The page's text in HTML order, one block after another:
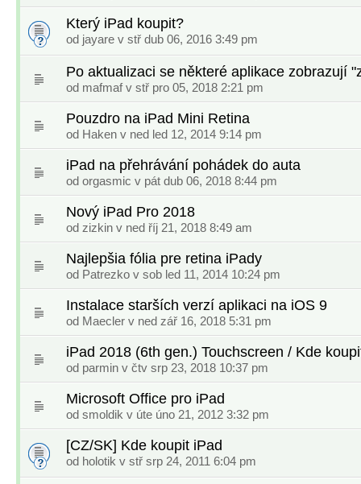
Který iPad koupit?
od jayare v stř dub 06, 2016 3:49 pm
Po aktualizaci se některé aplikace zobrazují
od mafmafv stř pro 05, 2018 2:21 pm
Pouzdro na iPad Mini Retina
od Haken v ned led 12, 2014 9:14 pm
iPad na přehrávání pohádek do auta
od orgasmic v pát dub 06, 2018 8:44 pm
Nový iPad Pro 2018
od zizkin v ned říj 21, 2018 8:49 am
Najlepšia fólia pre retina iPady
od Patrezko v sob led 11, 2014 10:24 pm
Instalace starších verzí aplikaci na iOS 9
od Maecler v ned zář 16, 2018 5:31 pm
iPad 2018 (6th gen.) Touchscreen / Kde
od parmin v čtv srp 23, 2018 10:37 pm
Microsoft Office pro iPad
od smoldik v úte úno 21, 2012 3:32 pm
[CZ/SK] Kde koupit iPad
od holotik v stř srp 24, 2011 6:04 pm